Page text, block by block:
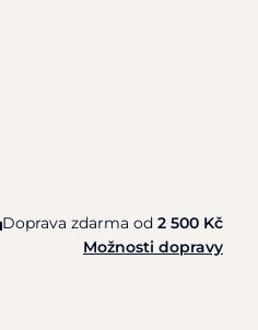
Doprava zdarma od 2 500 Kč
Možnosti dopravy